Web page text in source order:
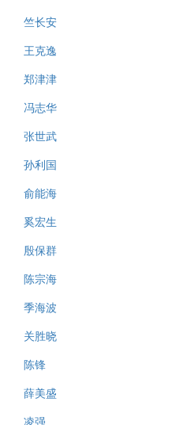
竺长安
王克逸
郑津津
冯志华
张世武
孙利国
俞能海
奚宏生
殷保群
陈宗海
季海波
关胜晓
陈锋
薛美盛
凌强